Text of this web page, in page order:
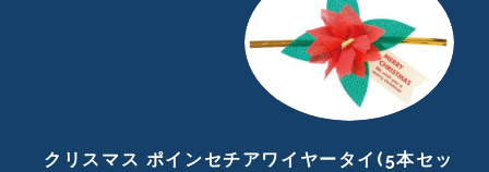
クリスマス ポインセチアワイヤータイ(5本セッ